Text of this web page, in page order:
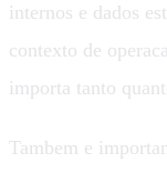
internos e dados
contexto de
importa tanto
Tambem e